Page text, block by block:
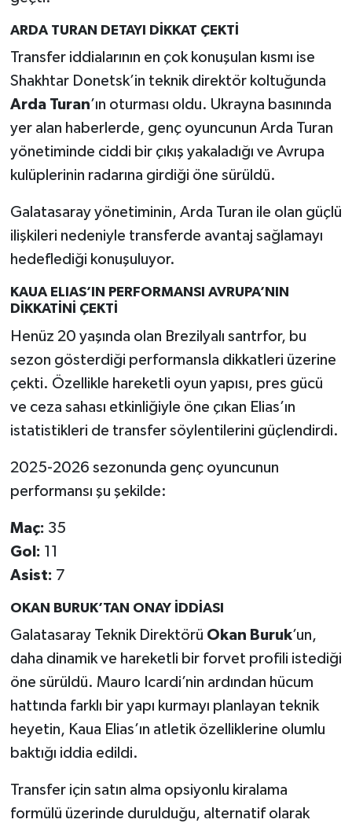
ARDA TURAN DETAYI DİKKAT ÇEKTİ
Transfer iddialarının en çok konuşulan kısmı ise
Shakhtar Donetsk’in teknik direktör koltuğunda
Arda Turan’ın oturması oldu. Ukrayna basınında
yer alan haberlerde, genç oyuncunun Arda Turan
yönetiminde ciddi bir çıkış yakaladığı ve Avrupa
kulüplerinin radarına girdiği öne sürüldü.
Galatasaray yönetiminin, Arda Turan ile olan güçlü
ilişkileri nedeniyle transferde avantaj sağlamayı
hedeflediği konuşuluyor.
KAUA ELIAS’IN PERFORMANSI AVRUPA’NIN
DİKKATİNİ ÇEKTİ
Henüz 20 yaşında olan Brezilyalı santrfor, bu
sezon gösterdiği performansla dikkatleri üzerine
çekti. Özellikle hareketli oyun yapısı, pres gücü
ve ceza sahası etkinliğiyle öne çıkan Elias’ın
istatistikleri de transfer söylentilerini güçlendirdi.
2025-2026 sezonunda genç oyuncunun
performansı şu şekilde:
Maç: 35
Gol: 11
Asist: 7
OKAN BURUK’TAN ONAY İDDİASI
Galatasaray Teknik Direktörü Okan Buruk’un,
daha dinamik ve hareketli bir forvet profili istediği
öne sürüldü. Mauro Icardi’nin ardından hücum
hattında farklı bir yapı kurmayı planlayan teknik
heyetin, Kaua Elias’ın atletik özelliklerine olumlu
baktığı iddia edildi.
Transfer için satın alma opsiyonlu kiralama
formülü üzerinde durulduğu, alternatif olarak